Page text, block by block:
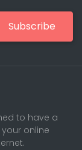
Subscribe
to have a
online